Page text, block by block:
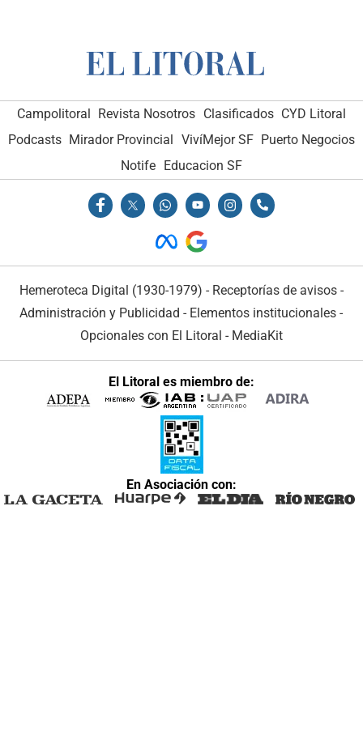
Campolitoral Revista Nosotros Clasificados CYD Litoral
Podcasts Mirador Provincial VivíMejor SF Puerto Negocios
Notife
Educacion SF
Hemeroteca Digital (1930-1979) - Receptorías de avisos -
Administración y Publicidad - Elementos institucionales -
Opcionales con El Litoral - MediaKit
El Litoral es miembro de:
En Asociación con: